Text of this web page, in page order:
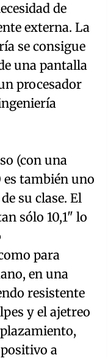
de
externa. La
se consigue
una pantalla
procesador
(con una
es también uno
su clase. El
sólo 10,1" lo
para
en una
resistente
y el ajetreo
a